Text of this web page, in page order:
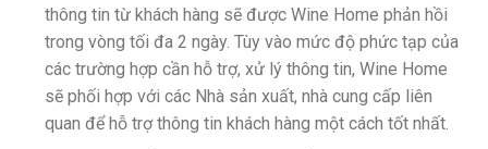
thông tin từ khách hàng sẽ được Wine Home phản hồi
trong vòng tối đa 2 ngày. Tùy vào mức độ phức tạp của
các trường hợp cần hỗ trợ, xử lý thông tin, Wine Home
sẽ phối hợp với các Nhà sản xuất, nhà cung cấp liên
quan để hỗ trợ thông tin khách hàng một cách tốt nhất.